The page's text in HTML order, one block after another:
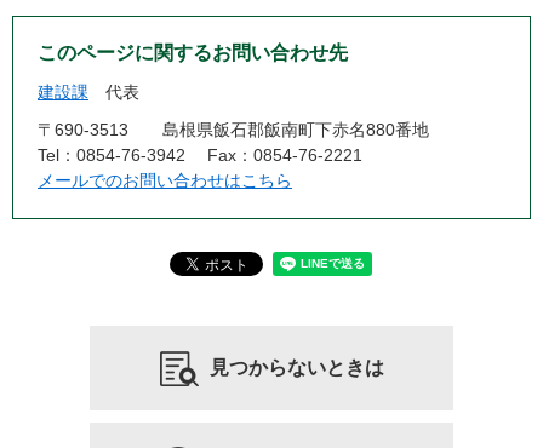
このページに関するお問い合わせ先
建設課
代表
〒690-3513
島根県飯石郡飯南町下赤名880番地
Tel：0854-76-3942
Fax：0854-76-2221
メールでのお問い合わせはこちら
見つからないときは